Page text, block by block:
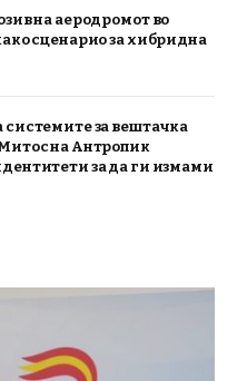
на аеродромот во
сценарио за хибридна
за вештачка
на Антропик
за да ги измами